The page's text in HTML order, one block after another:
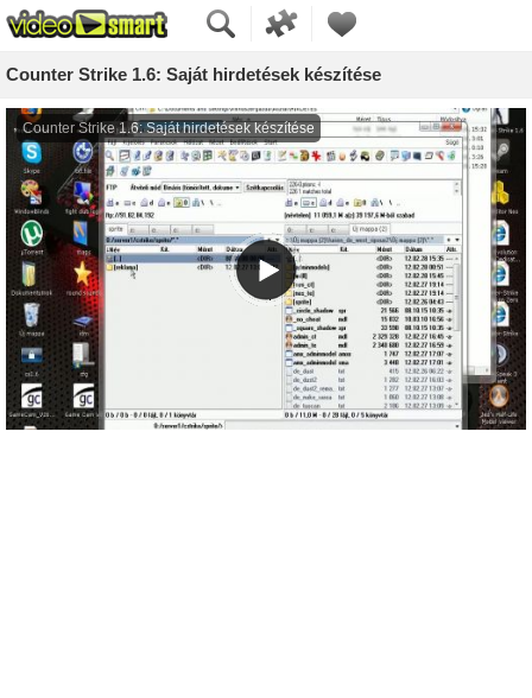
Counter Strike 1.6: Saját hirdetések készítése